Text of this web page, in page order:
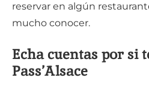
reservar en algún
mucho conocer.
Echa cuentas por si
Pass’Alsace